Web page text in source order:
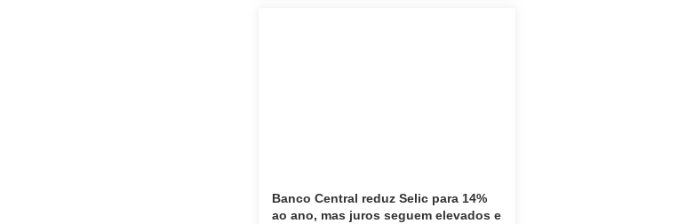
Banco Central reduz Selic para 14%
ao ano, mas juros seguem elevados e